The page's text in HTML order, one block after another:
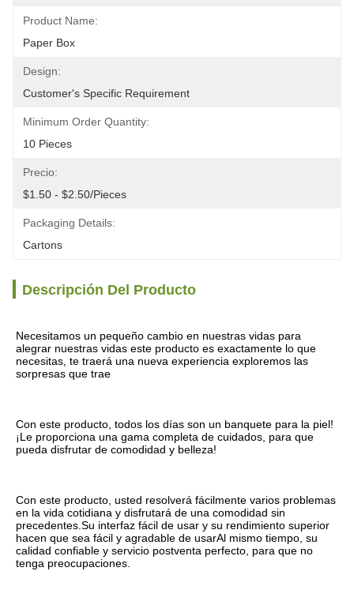
Product Name:
Paper Box
Design:
Customer's Specific Requirement
Minimum Order Quantity:
10 Pieces
Precio:
$1.50 - $2.50/pieces
Packaging Details:
Cartons
Descripción Del Producto
Necesitamos un pequeño cambio en nuestras vidas para
alegrar nuestras vidas este producto es exactamente lo que
necesitas, te traerá una nueva experiencia exploremos las
sorpresas que trae
Con este producto, todos los días son un banquete para la piel!
¡Le proporciona una gama completa de cuidados, para que
pueda disfrutar de comodidad y belleza!
Con este producto, usted resolverá fácilmente varios problemas
en la vida cotidiana y disfrutará de una comodidad sin
precedentes.Su interfaz fácil de usar y su rendimiento superior
hacen que sea fácil y agradable de usarAl mismo tiempo, su
calidad confiable y servicio postventa perfecto, para que no
tenga preocupaciones.